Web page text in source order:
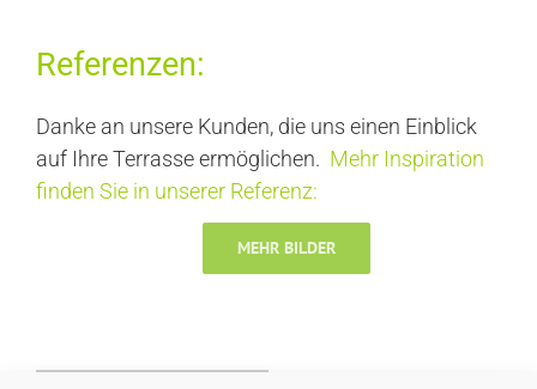
Referenzen:
Danke an unsere Kunden, die uns einen Einblick
auf Ihre Terrasse ermöglichen. Mehr Inspiration
finden Sie in unserer Referenz:
MEHR BILDER